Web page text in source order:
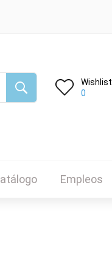
Wishlist
0
Empleos